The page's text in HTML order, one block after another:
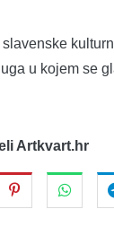
u kojem se
Artkvart.hr